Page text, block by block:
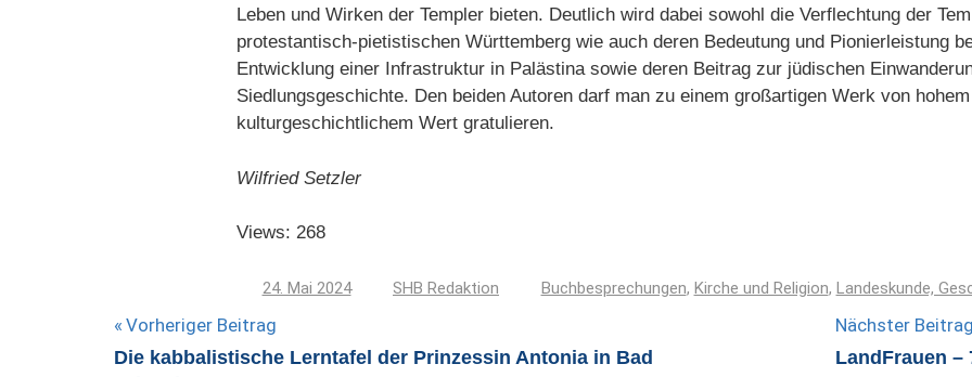
Leben und Wirken der Templer bieten. Deutlich wird dabei sowohl die Verflechtung der
protestantisch-pietistischen Württemberg wie auch deren Bedeutung und Pionierleistung
Entwicklung einer Infrastruktur in Palästina sowie deren Beitrag zur jüdischen
Siedlungsgeschichte. Den beiden Autoren darf man zu einem großartigen Werk von
kulturgeschichtlichem Wert gratulieren.
Wilfried Setzler
Views: 268
24. Mai 2024 SHB Redaktion Buchbesprechungen, Kirche und Religion, Landeskunde,
Beitragsnavigation
Vorheriger Beitrag
Die kabbalistische Lerntafel der Prinzessin Antonia in Bad
Nächster
LandFrauen –